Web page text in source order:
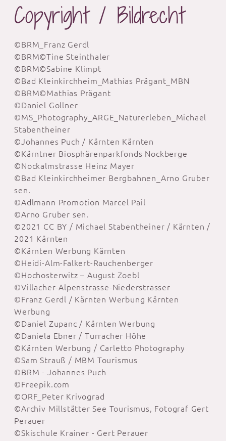
Copyright / Bildrecht
©BRM_Franz Gerdl
©BRM©Tine Steinthaler
©BRM©Sabine Klimpt
©Bad Kleinkirchheim_Mathias Prägant_MBN
©BRM©Mathias Prägant
©Daniel Gollner
©MS_Photography_ARGE_Naturerleben_Michael
Stabentheiner
©Johannes Puch / Kärnten Kärnten
©Kärntner Biosphärenparkfonds Nockberge
©Nockalmstrasse Heinz Mayer
©Bad Kleinkirchheimer Bergbahnen_Arno Gruber
sen.
©Adlmann Promotion Marcel Pail
©Arno Gruber sen.
©2021 CC BY / Michael Stabentheiner / Kärnten /
2021 Kärnten
©Kärnten Werbung Kärnten
©Heidi-Alm-Falkert-Rauchenberger
©Hochosterwitz – August Zoebl
©Villacher-Alpenstrasse-Niederstrasser
©Franz Gerdl / Kärnten Werbung Kärnten
Werbung
©Daniel Zupanc / Kärnten Werbung
©Daniela Ebner / Turracher Höhe
©Kärnten Werbung / Carletto Photography
©Sam Strauß / MBM Tourismus
©BRM - Johannes Puch
©Freepik.com
©ORF_Peter Krivograd
©Archiv Millstätter See Tourismus, Fotograf Gert
Perauer
©Skischule Krainer - Gert Perauer